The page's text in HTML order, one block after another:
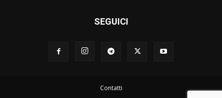
SEGUICI
Contatti